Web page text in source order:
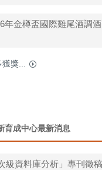
年金樽盃國際雞尾酒調
獲獎...
育成中心最新消息
級資料庫分析」專刊徵稿